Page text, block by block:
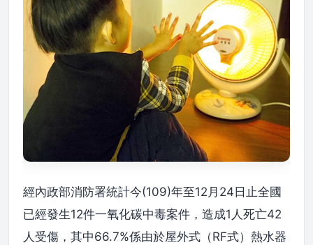
經內政部消防署統計今(109)年至12月24日止全國
已經發生12件一氧化碳中毒案件，造成1人死亡42
人受傷，其中66.7%係由於屋外式（RF式）熱水器